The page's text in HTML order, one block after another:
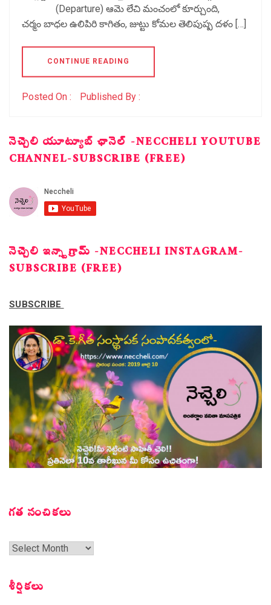
(Departure) ఆమె లేచి మంచంలో కూర్చుంది,
చర్మం బాధల ఉలిపిరి కాగితం, జుట్టు కోమల తెలిపుష్ప దళం […]
CONTINUE READING
Posted On : Published By :
నెచ్చెలి యూట్యూబ్ ఛానెల్ -NECCHELI YOUTUBE
CHANNEL-SUBSCRIBE (FREE)
నెచ్చెలి ఇన్స్టాగ్రామ్ -NECCHELI INSTAGRAM-
SUBSCRIBE (FREE)
SUBSCRIBE
గత సంచికలు
గత
శీర్షికలు